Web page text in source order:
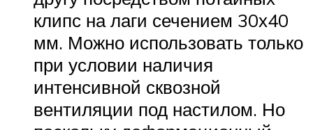
клипс на лаги сечением 30х40
мм. Можно использовать только
при условии наличия
интенсивной сквозной
вентиляции под настилом. Но